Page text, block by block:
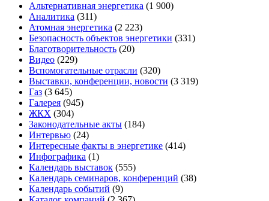
Альтернативная энергетика (1 900)
Аналитика (311)
Атомная энергетика (2 223)
Безопасность объектов энергетики (331)
Благотворительность (20)
Видео (229)
Вспомогательные отрасли (320)
Выставки, конференции, новости (3 319)
Газ (3 645)
Галерея (945)
ЖКХ (304)
Законодательные акты (184)
Интервью (24)
Интересные факты в энергетике (414)
Инфографика (1)
Календарь выставок (555)
Календарь семинаров, конференций (38)
Календарь событий (9)